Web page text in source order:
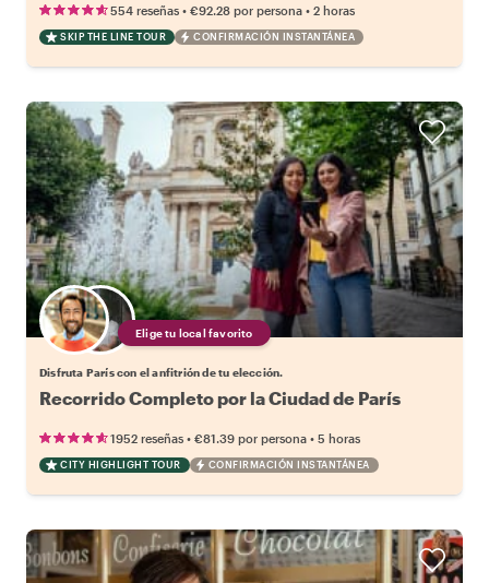
554 reseñas • €92.28 por persona • 2 horas
SKIP THE LINE TOUR CONFIRMACIÓN INSTANTÁNEA
Elige tu local favorito
Disfruta París con el anfitrión de tu elección.
Recorrido Completo por la Ciudad de París
1952 reseñas • €81.39 por persona • 5 horas
CITY HIGHLIGHT TOUR CONFIRMACIÓN INSTANTÁNEA